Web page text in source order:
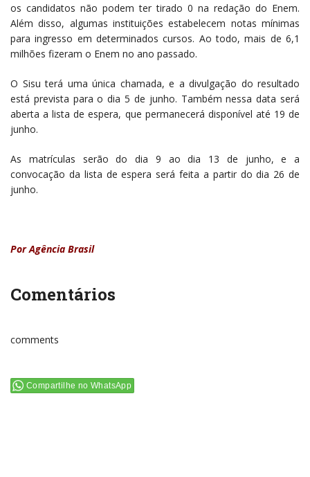
os candidatos não podem ter tirado 0 na redação do Enem.
Além disso, algumas instituições estabelecem notas mínimas
para ingresso em determinados cursos. Ao todo, mais de 6,1
milhões fizeram o Enem no ano passado.
O Sisu terá uma única chamada, e a divulgação do resultado
está prevista para o dia 5 de junho. Também nessa data será
aberta a lista de espera, que permanecerá disponível até 19 de
junho.
As matrículas serão do dia 9 ao dia 13 de junho, e a
convocação da lista de espera será feita a partir do dia 26 de
junho.
Por Agência Brasil
Comentários
comments
Compartilhe no WhatsApp